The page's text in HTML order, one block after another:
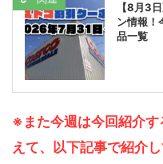
【8月3
ン情報！
品一覧
※また今週は今回紹介
えて、以下記事で紹介